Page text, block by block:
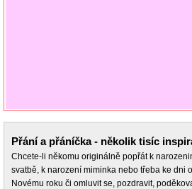
Přání a přáníčka - několik tisíc
Chcete-li někomu originálně popřát k
svatbě, k narození miminka nebo třeba ke dni
Novému roku či omluvit se, pozdravit,